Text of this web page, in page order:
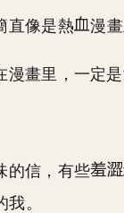
直像是熱 漫
畫里，一定是
的信，有些
。